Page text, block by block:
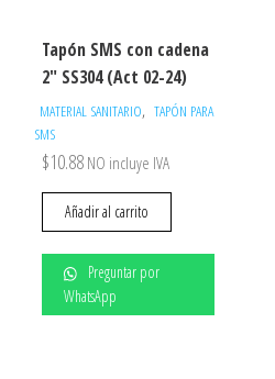
Tapón SMS con cadena
2″ SS304 (Act 02-24)
MATERIAL SANITARIO, TAPÓN PARA
SMS
$10.88 NO incluye IVA
Añadir al carrito
Preguntar por
WhatsApp